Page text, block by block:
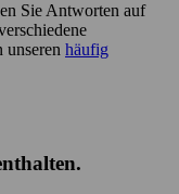
Sie Antworten auf
unseren häufig